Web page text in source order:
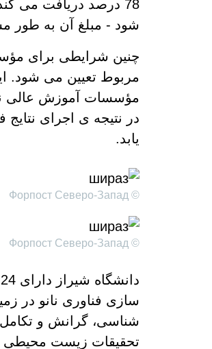
78 درصد دریافت می
شود - مبلغ آن به طور
چنین شرایطی برای
مربوط تعیین می شود.
مؤسسات آموزش عالی
یابد.
© Форпост Северо-Запад
© Форпост Северо-Запад
سازی فناوری نانو در
شناسی، گرانش و تکامل
تحقیقات زیست محیطی